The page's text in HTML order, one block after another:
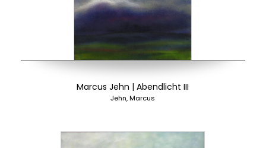
Marcus Jehn | Abendlicht III
Jehn, Marcus